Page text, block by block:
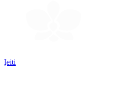
Įeiti